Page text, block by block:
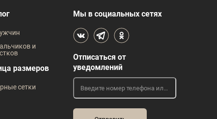
120
В наличии
Размер одежды
115 120
и
размеров
сетки
Мы в социальных сетях
Отписаться от
уведомлений